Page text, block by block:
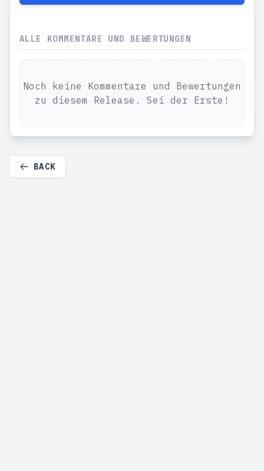
ALLE KOMMENTARE UND BEWERTUNGEN
Noch keine Kommentare und Bewertungen
zu diesem Release. Sei der Erste!
BACK